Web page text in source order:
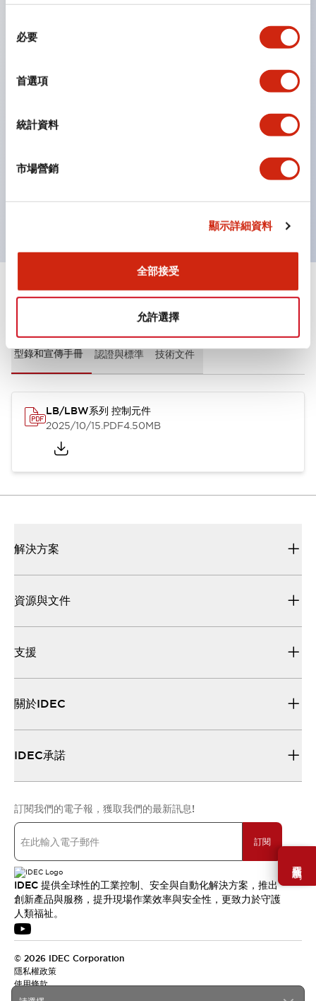
必要
首選項
統計資料
市場營銷
顯示詳細資料
全部接受
允許選擇
需要幫助嗎？
按鈕
選擇開關
帶照明的選擇器
圓頂指示燈
文件和檔案
型錄和宣傳手冊 認證與標準 技術文件
LB/LBW系列 控制元件
2025/10/15.PDF4.50MB
解決方案
資源與文件
支援
關於IDEC
IDEC承諾
訂閱我們的電子報，獲取我們的最新訊息!
訂閱
IDEC 提供全球性的工業控制、安全與自動化解決方案，推出
創新產品與服務，提升現場作業效率與安全性，更致力於守護
人類福祉。
© 2026 IDEC Corporation
隱私權政策
使用條款